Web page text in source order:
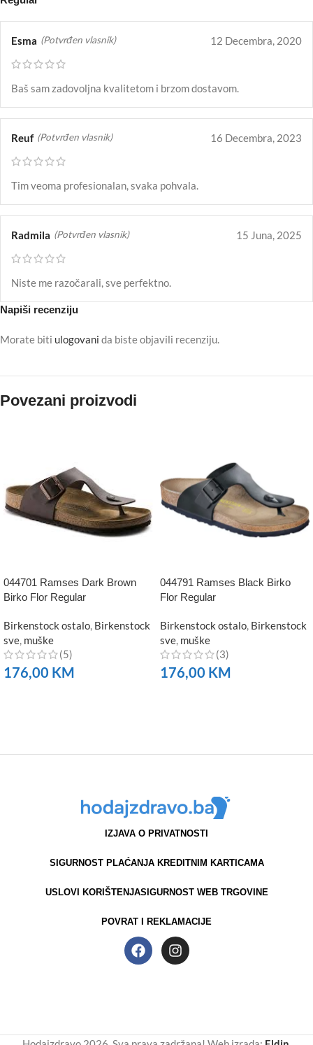
Esma (Potvrđen vlasnik) 12 Decembra, 2020
Baš sam zadovoljna kvalitetom i brzom dostavom.
Reuf (Potvrđen vlasnik) 16 Decembra, 2023
Tim veoma profesionalan, svaka pohvala.
Radmila (Potvrđen vlasnik) 15 Juna, 2025
Niste me razočarali, sve perfektno.
Napiši recenziju
Morate biti ulogovani da biste objavili recenziju.
Povezani proizvodi
044701 Ramses Dark Brown
Birko Flor Regular
Birkenstock ostalo Birkenstock
sve muške
(5)
176,00 KM
044791 Ramses Black Birko
Flor Regular
Birkenstock ostalo Birkenstock
sve muške
(3)
176,00 KM
IZJAVA O PRIVATNOSTI
SIGURNOST PLAĆANJA KREDITNIM KARTICAMA
USLOVI KORIŠTENJASIGURNOST WEB TRGOVINE
POVRAT I REKLAMACIJE